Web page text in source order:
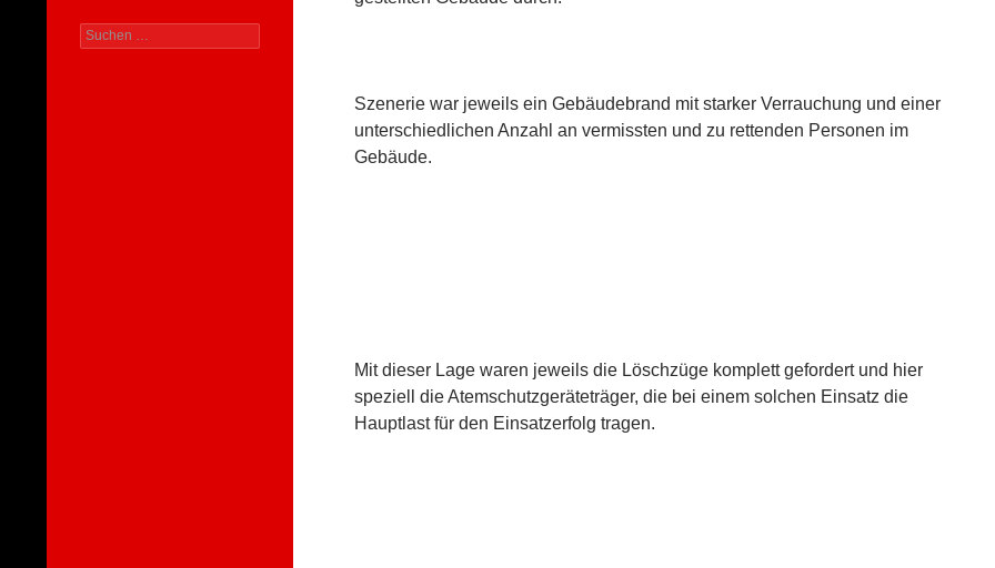
Szenerie war jeweils ein Gebäudebrand mit starker Verrauchung und einer
unterschiedlichen Anzahl an vermissten und zu rettenden Personen im
Gebäude.
Mit dieser Lage waren jeweils die Löschzüge komplett gefordert und hier
speziell die Atemschutzgeräteträger, die bei einem solchen Einsatz die
Hauptlast für den Einsatzerfolg tragen.
Suchen
nach: